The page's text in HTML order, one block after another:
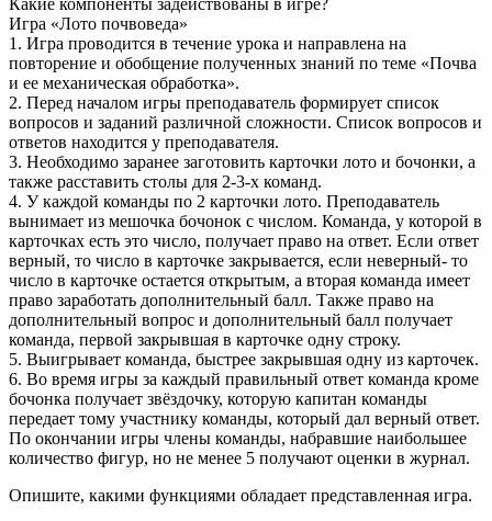
Какие компоненты задействованы в игре?
Игра «Лото почвоведа»
1. Игра проводится в течение урока и направлена на
повторение и обобщение полученных знаний по теме «Почва
и ее механическая обработка».
2. Перед началом игры преподаватель формирует список
вопросов и заданий различной сложности. Список вопросов и
ответов находится у преподавателя.
3. Необходимо заранее заготовить карточки лото и бочонки, а
также расставить столы для 2-3-х команд.
4. У каждой команды по 2 карточки лото. Преподаватель
вынимает из мешочка бочонок с числом. Команда, у которой в
карточках есть это число, получает право на ответ. Если ответ
верный, то число в карточке закрывается, если неверный- то
число в карточке остается открытым, а вторая команда имеет
право заработать дополнительный балл. Также право на
дополнительный вопрос и дополнительный балл получает
команда, первой закрывшая в карточке одну строку.
5. Выигрывает команда, быстрее закрывшая одну из карточек.
6. Во время игры за каждый правильный ответ команда кроме
бочонка получает звёздочку, которую капитан команды
передает тому участнику команды, который дал верный ответ.
По окончании игры члены команды, набравшие наибольшее
количество фигур, но не менее 5 получают оценки в журнал.
Опишите, какими функциями обладает представленная игра.